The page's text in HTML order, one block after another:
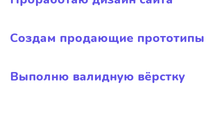
Создам продающие прототипы
Выполню валидную вёрстку